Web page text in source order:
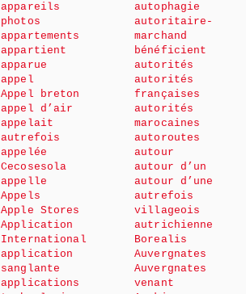
appareils
photos
appartements
appartient
apparue
appel
Appel breton
appel d’air
appelait
autrefois
appelée
Cecosesola
appelle
Appels
Apple Stores
Application
International
application
sanglante
applications
autophagie
autoritaire-
marchand
bénéficient
autorités
autorités
françaises
autorités
marocaines
autoroutes
autour
autour d’un
autour d’une
autrefois
villageois
autrichienne
Borealis
Auvergnates
Auvergnates
venant